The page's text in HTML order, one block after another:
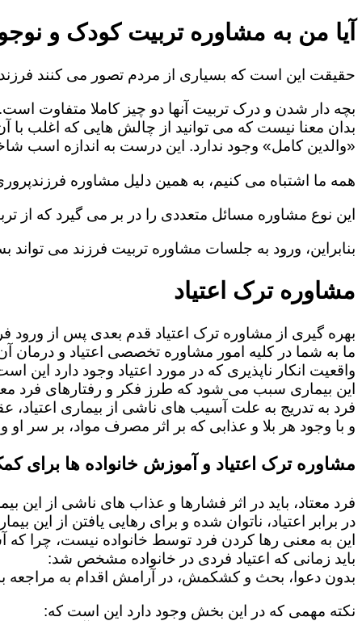
آیا من به مشاوره تربیت کودک و
حقیقت این است که بسیاری از مردم تصور می کنند
بچه دار شدن و درک تربیت آنها دو چیز کاملا متفاوت
بدان معنا نیست که می توانید از چالش هایی که اغلب
«والدین کامل» وجود ندارد. این درست به اندازه اسب
همه ما اشتباه می کنیم، به همین دلیل مشاوره
این نوع مشاوره مسائل متعددی را در بر می گیرد که از
بنابراین، ورود به جلسات مشاوره تربیت فرزند می تواند
مشاوره ترک اعتیاد
بهره گیری از مشاوره ترک اعتیاد قدم بعدی پس از ورود
ما به شما در کلیه امور مشاوره تخصصی اعتیاد و درمان
واقعیت انکار ناپذیری که در مورد اعتیاد وجود دارد این
این بیماری سبب می شود که طرز فکر و رفتارهای فرد
فرد به تدریج به علت آسیب های ناشی از بیماری
و با وجود هر بلا و عذابی که بر اثر مصرف مواد، بر سر او
مشاوره ترک اعتیاد و آموزش خانواده ها برای
فرد معتاد، باید در اثر فشارها و عذاب های ناشی از این
در برابر اعتیاد، ناتوان شده و برای رهایی یافتن از این
این به معنی رها کردن فرد توسط خانواده نیست، چرا
باید زمانی که اعتیاد فردی در خانواده مشخص شد:
بدون دعوا، بحث و کشکمش، در آرامش اقدام به مراجعه
نکته مهمی که در این بخش وجود دارد این است که: